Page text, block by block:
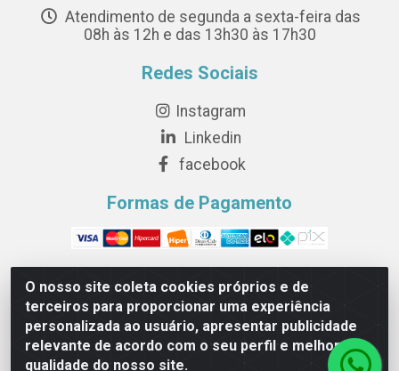
O nosso site coleta cookies próprios e de
terceiros para proporcionar uma experiência
personalizada ao usuário, apresentar publicidade
relevante de acordo com o seu perfil e melhorar a
qualidade do nosso site.
Atendimento de segunda a sexta-feira das
08h às 12h e das 13h30 às 17h30
Redes Sociais
Instagram
Linkedin
facebook
Formas de Pagamento
Novesete Distribuidora LTDA - Avenida Setecentos, S/N,
Terminal Intermodal da Serra, Serra/ES - CEP 29161-
414 - CNPJ 29.479.604/0001-44